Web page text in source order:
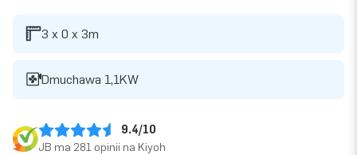
3 x 0 x 3m
Dmuchawa 1,1KW
9.4/10
JB ma 281 opinii na Kiyoh